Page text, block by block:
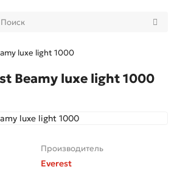
luxe light 1000
Beamy luxe light 1000
Производитель
Everest